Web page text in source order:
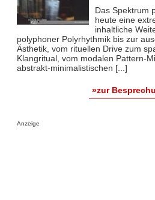
Das Spektrum
heute eine
inhaltliche
polyphoner Polyrhythmik bis zur
Ästhetik, vom rituellen Drive zum
Klangritual, vom modalen Pattern-
abstrakt-minimalistischen [...]
»zur
Anzeige